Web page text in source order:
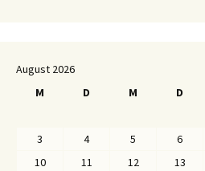
August 2026
M
D M D
3
4 5 6
10
11 12 13